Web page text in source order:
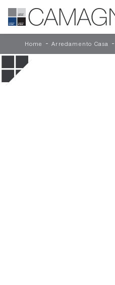
Home -Arredamento Casa -